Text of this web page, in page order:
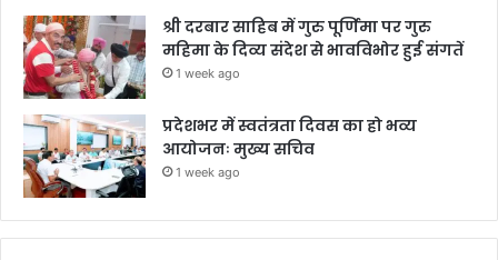
श्री दरबार साहिब में गुरु पूर्णिमा पर गुरु
महिमा के दिव्य संदेश से भावविभोर हुई संगतें
1 week ago
प्रदेशभर में स्वतंत्रता दिवस का हो भव्य
आयोजनः मुख्य सचिव
1 week ago